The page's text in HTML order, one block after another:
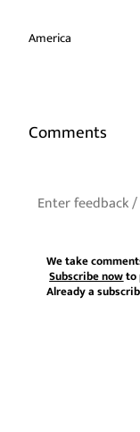
America
Comments
We take
Subscribe nowto
Already a